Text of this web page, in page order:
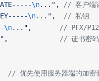
\n..." ,
// 客户端
\n..." ,
// 私钥
\n..." ,
// PFX/
, // 证书密码
// 优先使用服务器端的加密